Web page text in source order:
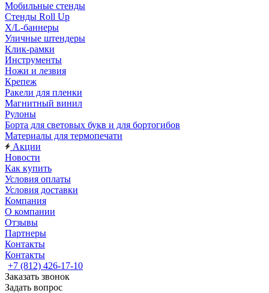
Мобильные стенды
Стенды Roll Up
X/L-баннеры
Уличные штендеры
Клик-рамки
Инструменты
Ножи и лезвия
Крепеж
Ракели для пленки
Магнитный винил
Рулоны
Борта для световых букв и для бортогибов
Материалы для термопечати
Акции
Новости
Как купить
Условия оплаты
Условия доставки
Компания
О компании
Отзывы
Партнеры
Контакты
Контакты
+7 (812) 426-17-10
Заказать звонок
Задать вопрос